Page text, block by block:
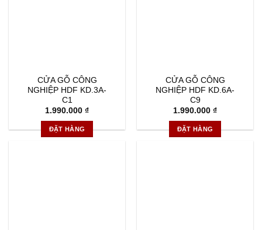
CỬA GỖ CÔNG
NGHIỆP HDF KD.3A-
C1
1.990.000 ₫
ĐẶT HÀNG
CỬA GỖ CÔNG
NGHIỆP HDF KD.6A-
C9
1.990.000 ₫
ĐẶT HÀNG